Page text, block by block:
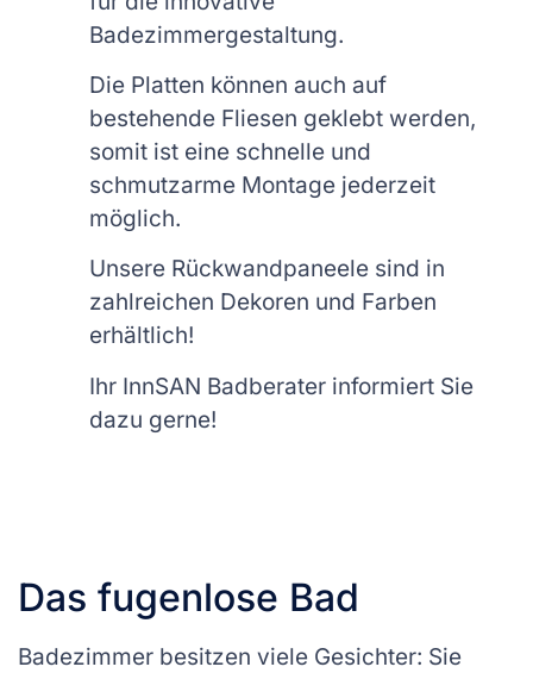
Badezimmergestaltung.
Die Platten können auch auf
bestehende Fliesen geklebt werden,
somit ist eine schnelle und
schmutzarme Montage jederzeit
möglich.
Unsere Rückwandpaneele sind in
zahlreichen Dekoren und Farben
erhältlich!
Ihr InnSAN Badberater informiert Sie
dazu gerne!
Das fugenlose Bad
Badezimmer besitzen viele Gesichter: Sie